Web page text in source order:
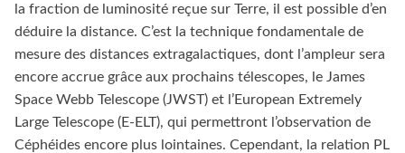
la fraction de luminosité reçue sur Terre, il est possible d’en
déduire la distance. C’est la technique fondamentale de
mesure des distances extragalactiques, dont l’ampleur sera
encore accrue grâce aux prochains télescopes, le James
Space Webb Telescope (JWST) et l’European Extremely
Large Telescope (E-ELT), qui permettront l’observation de
Céphéides encore plus lointaines. Cependant, la relation PL